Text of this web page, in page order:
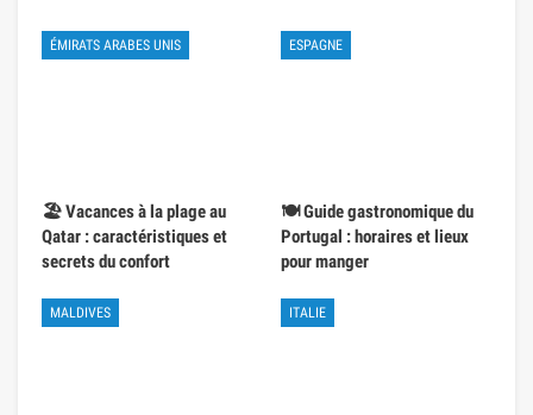
ÉMIRATS ARABES UNIS
🏖️ Vacances à la plage au
Qatar : caractéristiques et
secrets du confort
ESPAGNE
🍽️ Guide gastronomique du
Portugal : horaires et lieux
pour manger
MALDIVES ITALIE